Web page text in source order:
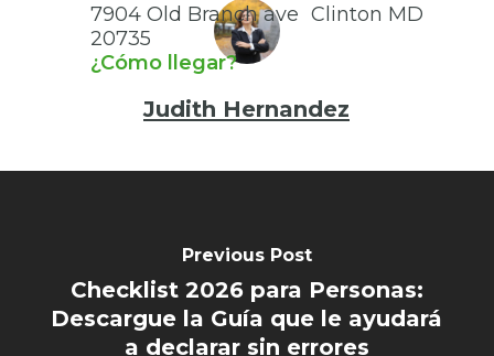
7904 Old Branch ave Clinton MD
20735
¿Cómo llegar?
Judith Hernandez
Previous Post
Checklist 2026 para Personas:
Descargue la Guía que le ayudará
a declarar sin errores